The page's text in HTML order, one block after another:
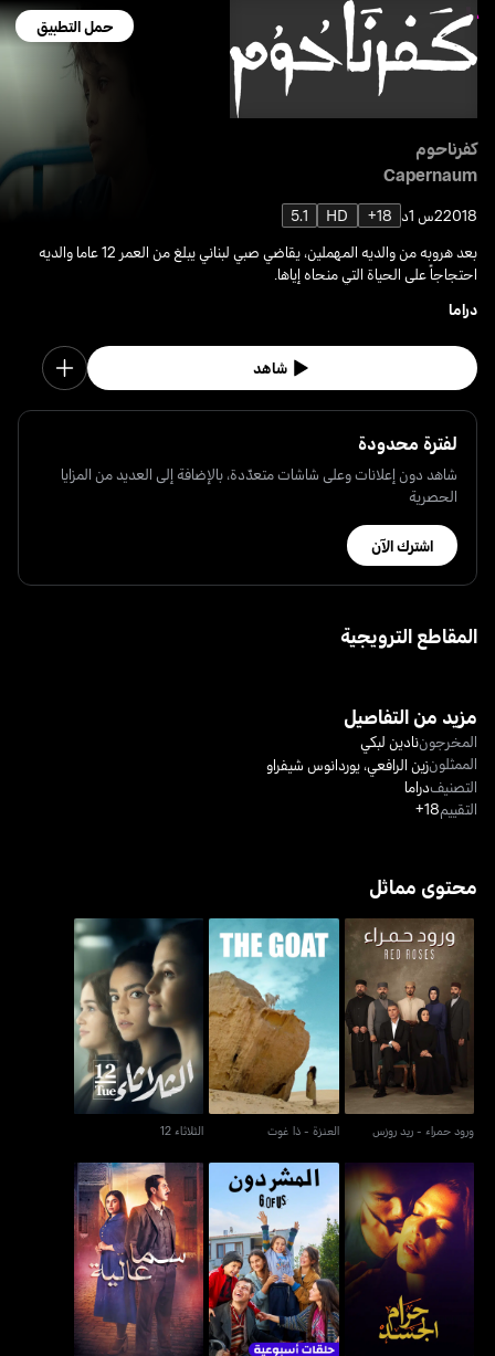
حمل التطبيق
كفرناحوم
Capernaum
20182س 1د 18+
HD
5.1
بعد هروبه من والديه المهملين، يقاضي صبي لبناني يبلغ من العمر 12 عاما والديه
احتجاجاً على الحياة التي منحاه إياها.
دراما
شاهد
لفترة محدودة
شاهد دون إعلانات وعلى شاشات متعدّدة، بالإضافة إلى العديد من المزايا
الحصرية
اشترك الآن
المقاطع الترويجية
مزيد من التفاصيل
المخرجوننادين لبكي
الممثلونزين الرافعي‎،يوردانوس شيفراو
التصنيفدراما
التقييم18+
محتوى مماثل
ورود حمراء - ريد روزس
ورود حمراء - ريد روزس
العنزة - ذا غوت
العنزة - ذا غوت
الثلاثاء 12
الثلاثاء 12
حرام الجسد المشردون سما عالية